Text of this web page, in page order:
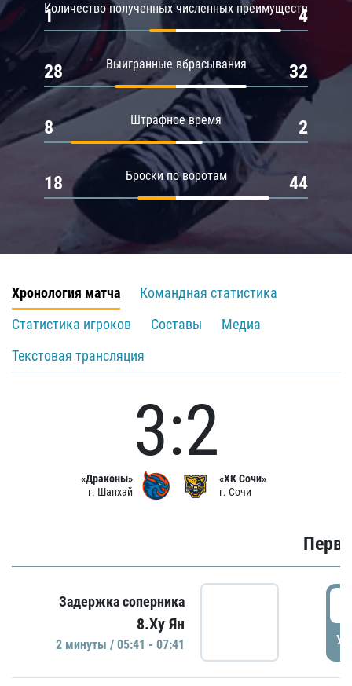
Количество полученных численных преимуществ
1 4
Выигранные вбрасывания
28 32
Штрафное время
8 2
Броски по воротам
18 44
Хронология матча
Командная статистика
Статистика игроков
Составы
Медиа
Текстовая трансляция
«Драконы»
г. Шанхай
3:2
«ХК Сочи»
г. Сочи
Задержка соперника
8.Ху Ян
2 минуты / 05:41 - 07:41